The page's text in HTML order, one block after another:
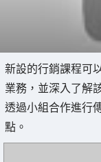
新設的行銷課程可
業務，並深入了解
透過小組合作進行
點。